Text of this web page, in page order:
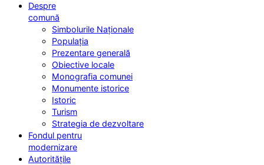
Despre
comună
Simbolurile Naționale
Populația
Prezentare generală
Obiective locale
Monografia comunei
Monumente istorice
Istoric
Turism
Strategia de dezvoltare
Fondul pentru
modernizare
Autoritățile